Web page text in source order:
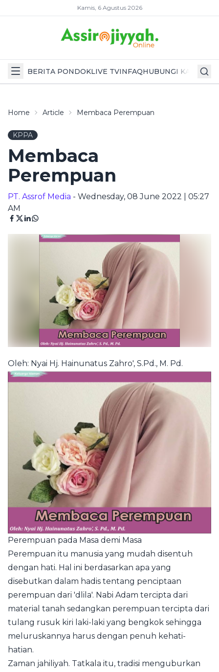
Kamis, 6 Agustus 2026
BERITA PONDOKLIVE TVINFAQHUBUNGI KAMI
Home Article Membaca Perempuan
KPPA
Membaca
Perempuan
PT. Assrof Media - Wednesday, 08 June 2022 | 05:27
AM
Oleh: Nyai Hj. Hainunatus Zahro', S.Pd., M. Pd.
Perempuan pada Masa demi Masa
Perempuan itu manusia yang mudah disentuh
dengan hati. Hal ini berdasarkan apa yang
disebutkan dalam hadis tentang penciptaan
perempuan dari 'dlila'. Nabi Adam tercipta dari
material tanah sedangkan perempuan tercipta dari
tulang rusuk kiri laki-laki yang bengkok sehingga
meluruskannya harus dengan penuh kehati-
hatian.
Zaman jahiliyah. Tatkala itu, tradisi menguburkan